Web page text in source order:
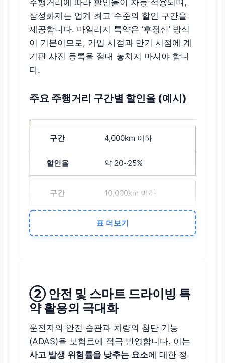
주행거리에 따라 할인율이 차등 적용되며,
삼성화재는 업계 최고 수준의 할인 구간을
제공합니다. 마일리지 특약은 ‘후정산’ 방식
이 기본이므로, 가입 시점과 만기 시점에 계
기판 사진 등록을 절대 놓치지 마셔야 합니
다.
주요 주행거리 구간별 할인율 (예시)
4,000km 이하
약 20~25%
10,000km 이하
약 5~10%
표 더보기
② 안전 및 스마트 드라이빙 특
약 활용의 극대화
운전자의 안전 습관과 차량의 첨단 기능
(ADAS)을 보험료에 적극 반영합니다. 이는
사고 발생 위험률을 낮추는 요소에 대한 정